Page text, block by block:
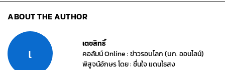
ABOUT THE AUTHOR
เ
เตชสิทธิ์
คอลัมน์ Online : ข่าวรอบโลก (บก. ออนไลน์)
พิสูจน์อักษร โดย : ชื่นใจ แดนไธสง